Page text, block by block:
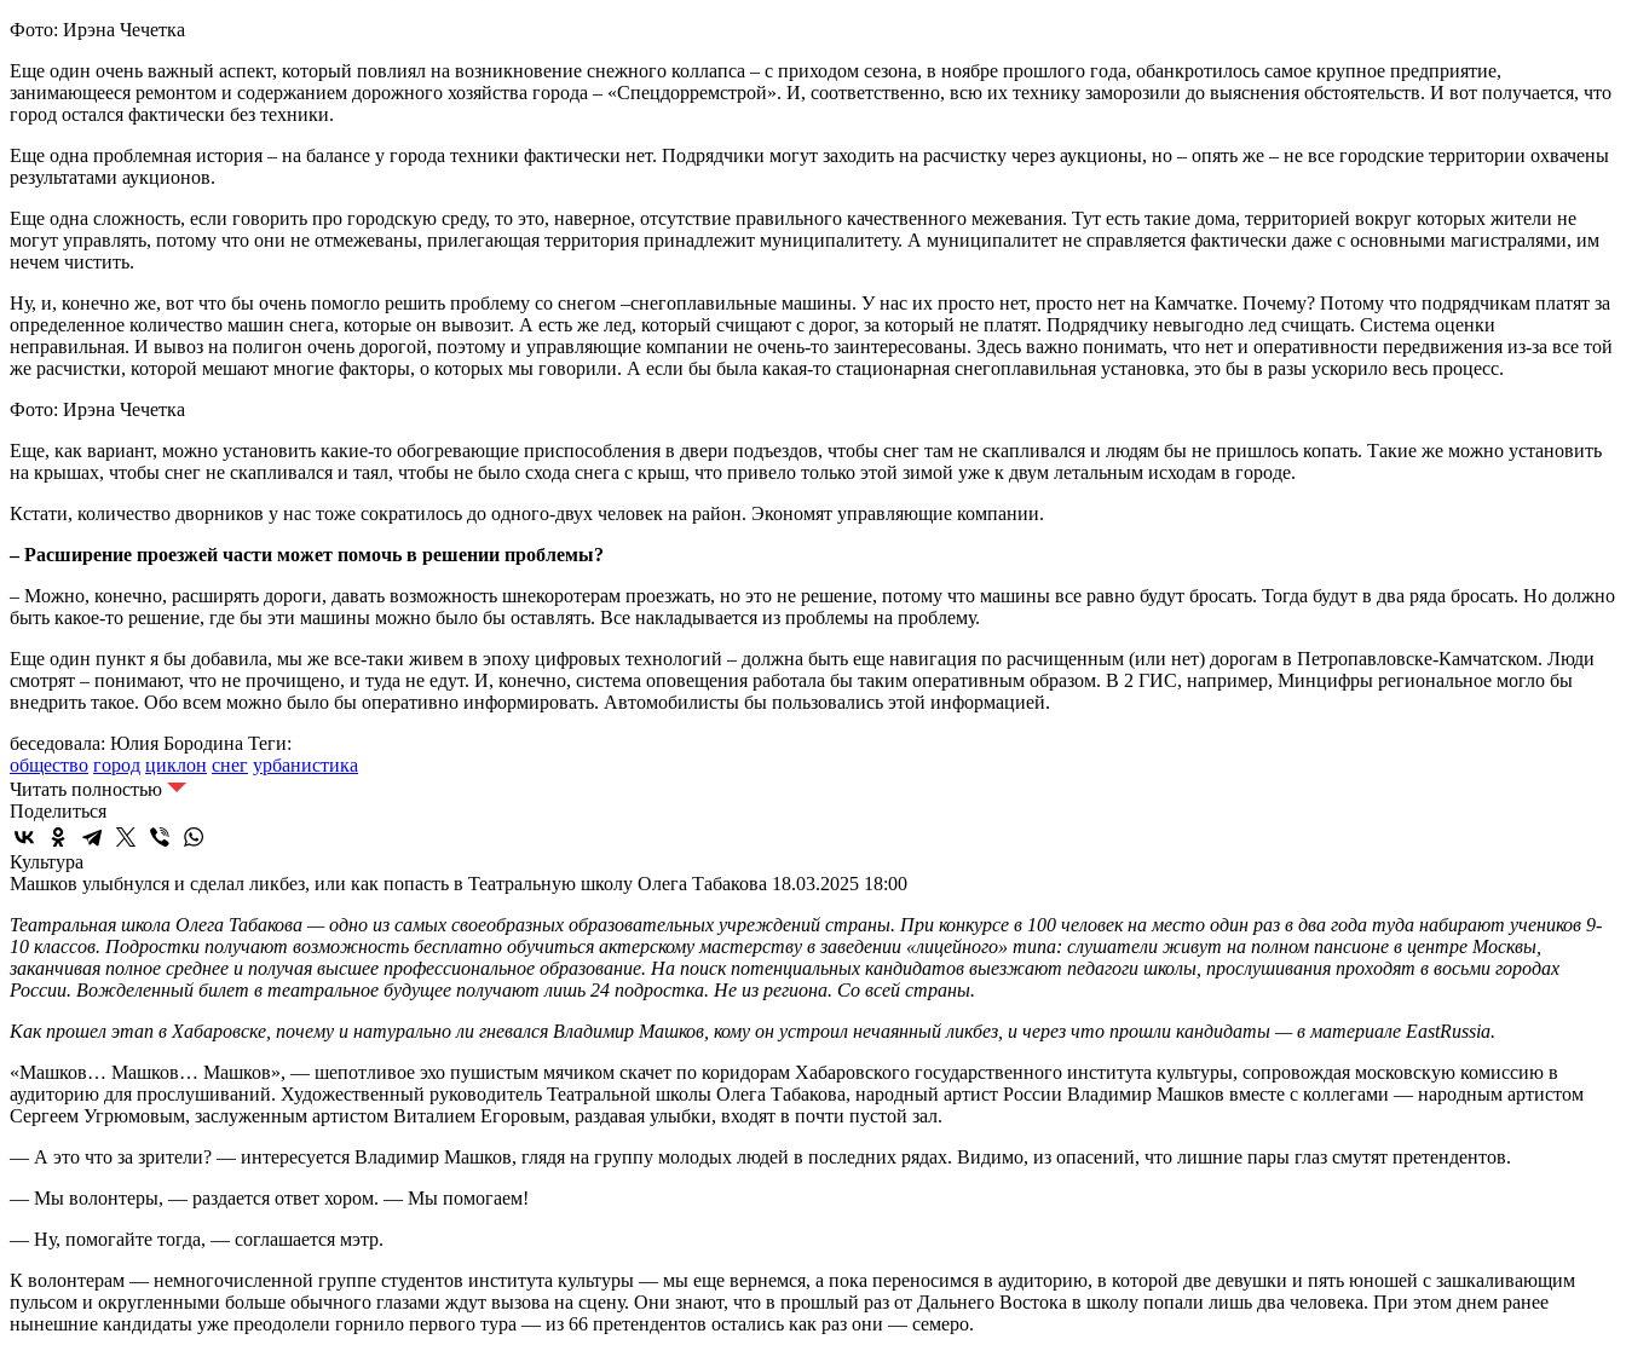
Фото: Ирэна Чечетка
Еще один очень важный аспект, который повлиял на возникновение снежного коллапса – с приходом сезона, в ноябре прошлого года, обанкротилось самое крупное предприятие,
занимающееся ремонтом и содержанием дорожного хозяйства города – «Спецдорремстрой». И, соответственно, всю их технику заморозили до выяснения обстоятельств. И вот получается, что
город остался фактически без техники.
Еще одна проблемная история – на балансе у города техники фактически нет. Подрядчики могут заходить на расчистку через аукционы, но – опять же – не все городские территории охвачены
результатами аукционов.
Еще одна сложность, если говорить про городскую среду, то это, наверное, отсутствие правильного качественного межевания. Тут есть такие дома, территорией вокруг которых жители не
могут управлять, потому что они не отмежеваны, прилегающая территория принадлежит муниципалитету. А муниципалитет не справляется фактически даже с основными магистралями, им
нечем чистить.
Ну, и, конечно же, вот что бы очень помогло решить проблему со снегом –снегоплавильные машины. У нас их просто нет, просто нет на Камчатке. Почему? Потому что подрядчикам платят за
определенное количество машин снега, которые он вывозит. А есть же лед, который счищают с дорог, за который не платят. Подрядчику невыгодно лед счищать. Система оценки
неправильная. И вывоз на полигон очень дорогой, поэтому и управляющие компании не очень-то заинтересованы. Здесь важно понимать, что нет и оперативности передвижения из-за все той
же расчистки, которой мешают многие факторы, о которых мы говорили. А если бы была какая-то стационарная снегоплавильная установка, это бы в разы ускорило весь процесс.
Фото: Ирэна Чечетка
Еще, как вариант, можно установить какие-то обогревающие приспособления в двери подъездов, чтобы снег там не скапливался и людям бы не пришлось копать. Такие же можно установить
на крышах, чтобы снег не скапливался и таял, чтобы не было схода снега с крыш, что привело только этой зимой уже к двум летальным исходам в городе.
Кстати, количество дворников у нас тоже сократилось до одного-двух человек на район. Экономят управляющие компании.
– Расширение проезжей части может помочь в решении проблемы?
– Можно, конечно, расширять дороги, давать возможность шнекоротерам проезжать, но это не решение, потому что машины все равно будут бросать. Тогда будут в два ряда бросать. Но должно
быть какое-то решение, где бы эти машины можно было бы оставлять. Все накладывается из проблемы на проблему.
Еще один пункт я бы добавила, мы же все-таки живем в эпоху цифровых технологий – должна быть еще навигация по расчищенным (или нет) дорогам в Петропавловске-Камчатском. Люди
смотрят – понимают, что не прочищено, и туда не едут. И, конечно, система оповещения работала бы таким оперативным образом. В 2 ГИС, например, Минцифры региональное могло бы
внедрить такое. Обо всем можно было бы оперативно информировать. Автомобилисты бы пользовались этой информацией.
беседовала: Юлия Бородина Теги:
общество город циклон снег урбанистика
Читать полностью
Поделиться
Культура
Машков улыбнулся и сделал ликбез, или как попасть в Театральную школу Олега Табакова 18.03.2025 18:00
Театральная школа Олега Табакова — одно из самых своеобразных образовательных учреждений страны. При конкурсе в 100 человек на место один раз в два года туда набирают учеников 9-
10 классов. Подростки получают возможность бесплатно обучиться актерскому мастерству в заведении «лицейного» типа: слушатели живут на полном пансионе в центре Москвы,
заканчивая полное среднее и получая высшее профессиональное образование. На поиск потенциальных кандидатов выезжают педагоги школы, прослушивания проходят в восьми городах
России. Вожделенный билет в театральное будущее получают лишь 24 подростка. Не из региона. Со всей страны.
Как прошел этап в Хабаровске, почему и натурально ли гневался Владимир Машков, кому он устроил нечаянный ликбез, и через что прошли кандидаты — в материале EastRussia.
«Машков… Машков… Машков», — шепотливое эхо пушистым мячиком скачет по коридорам Хабаровского государственного института культуры, сопровождая московскую комиссию в
аудиторию для прослушиваний. Художественный руководитель Театральной школы Олега Табакова, народный артист России Владимир Машков вместе с коллегами — народным артистом
Сергеем Угрюмовым, заслуженным артистом Виталием Егоровым, раздавая улыбки, входят в почти пустой зал.
— А это что за зрители? — интересуется Владимир Машков, глядя на группу молодых людей в последних рядах. Видимо, из опасений, что лишние пары глаз смутят претендентов.
— Мы волонтеры, — раздается ответ хором. — Мы помогаем!
— Ну, помогайте тогда, — соглашается мэтр.
К волонтерам — немногочисленной группе студентов института культуры — мы еще вернемся, а пока переносимся в аудиторию, в которой две девушки и пять юношей с зашкаливающим
пульсом и округленными больше обычного глазами ждут вызова на сцену. Они знают, что в прошлый раз от Дальнего Востока в школу попали лишь два человека. При этом днем ранее
нынешние кандидаты уже преодолели горнило первого тура — из 66 претендентов остались как раз они — семеро.